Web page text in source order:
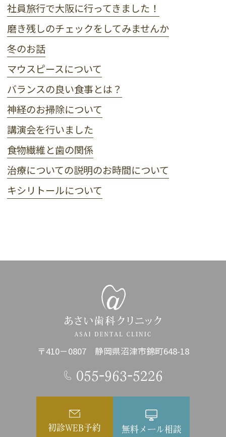
社員旅行で大阪に行ってきました！
磨き残しのチェックをしてみませんか
冬のお話
マウスピースについて
バランスの良い食事とは？
神経のお掃除について
講演会を行いました
食物繊維と歯の関係
治療についての説明のお時間について
キシリトールについて
〒410－0807 静岡県沼津市錦町648-18
055-963-5226
初診WEB予約 無料メール相談